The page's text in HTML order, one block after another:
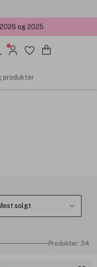
og 2025
produkter
Produkter: 34